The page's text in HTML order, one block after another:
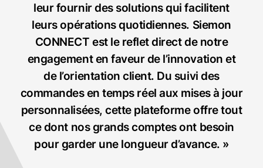
leur fournir des solutions qui facilitent
leurs opérations quotidiennes. Siemon
CONNECT est le reflet direct de notre
engagement en faveur de l’innovation et
de l’orientation client. Du suivi des
commandes en temps réel aux mises à jour
personnalisées, cette plateforme offre tout
ce dont nos grands comptes ont besoin
pour garder une longueur d’avance. »